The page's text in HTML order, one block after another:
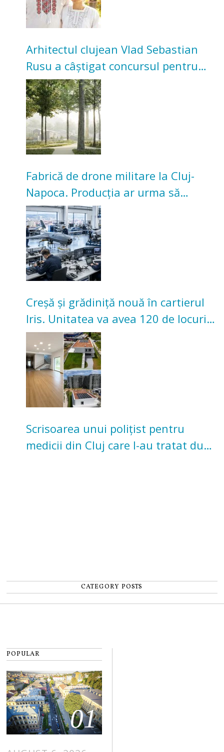
Arhitectul clujean Vlad Sebastian
Rusu a câștigat concursul pentru
transformarea Grădinii Casei
Universitarilor
Fabrică de drone militare la Cluj-
Napoca. Producția ar urma să
înceapă în toamna acestui an
Creșă și grădiniță nouă în cartierul
Iris. Unitatea va avea 120 de locuri
pentru copii
Scrisoarea unui polițist pentru
medicii din Cluj care l-au tratat după
CATEGORY POSTS
POPULAR
01